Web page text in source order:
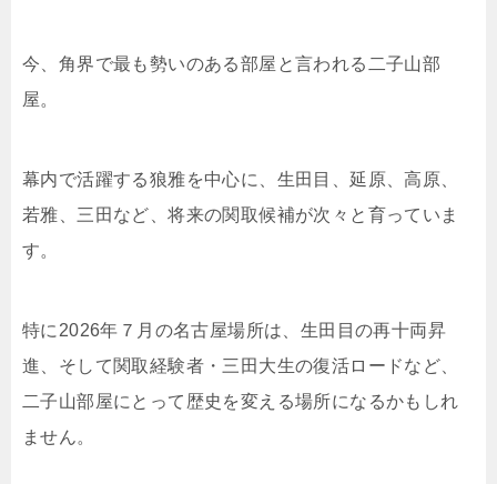
今、角界で最も勢いのある部屋と言われる二子山部
屋。
幕内で活躍する狼雅を中心に、生田目、延原、高原、
若雅、三田など、将来の関取候補が次々と育っていま
す。
特に2026年７月の名古屋場所は、生田目の再十両昇
進、そして関取経験者・三田大生の復活ロードなど、
二子山部屋にとって歴史を変える場所になるかもしれ
ません。